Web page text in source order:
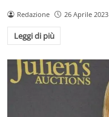
Redazione 26 Aprile 2023
Leggi di più